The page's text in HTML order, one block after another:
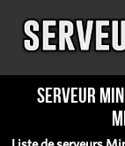
Serveur